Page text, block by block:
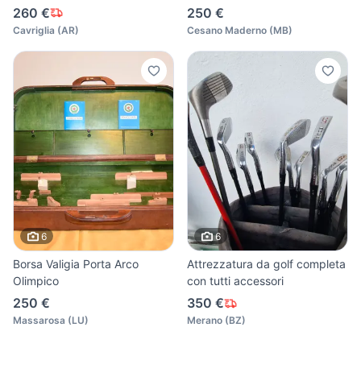
260 €
Cavriglia (AR)
250 €
Cesano Maderno (MB)
6
Borsa Valigia Porta Arco
Olimpico
250 €
Massarosa (LU)
6
Attrezzatura da golf completa
con tutti accessori
350 €
Merano (BZ)